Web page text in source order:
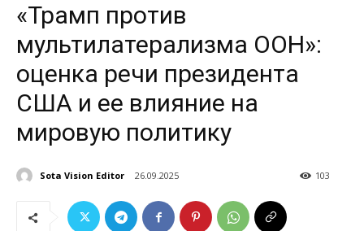
«Трамп против
мультилатерализма ООН»:
оценка речи президента
США и ее влияние на
мировую политику
Sota Vision Editor 26.09.2025 103